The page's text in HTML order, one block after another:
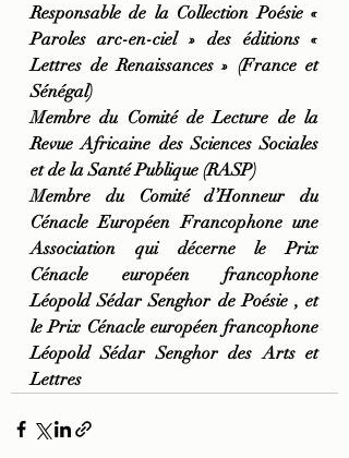
Responsable de la Collection Poésie «
Paroles arc-en-ciel » des éditions «
Lettres de Renaissances » (France et
Sénégal)
Membre du Comité de Lecture de la
Revue Africaine des Sciences Sociales
et de la Santé Publique (RASP)
Membre du Comité d’Honneur du
Cénacle Européen Francophone une
Association qui décerne le Prix
Cénacle européen francophone
Léopold Sédar Senghor de Poésie , et
le Prix Cénacle européen francophone
Léopold Sédar Senghor des Arts et
Lettres